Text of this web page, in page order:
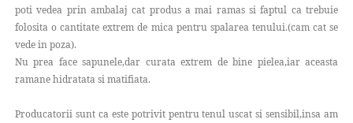
poti vedea prin ambalaj cat produs a mai ramas si faptul ca trebuie
folosita o cantitate extrem de mica pentru spalarea tenului.(cam cat se
vede in poza).
Nu prea face sapunele,dar curata extrem de bine pielea,iar aceasta
ramane hidratata si matifiata.
Producatorii sunt ca este potrivit pentru tenul uscat si sensibil,insa am